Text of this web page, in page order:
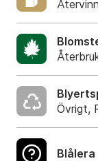
Övrigt,